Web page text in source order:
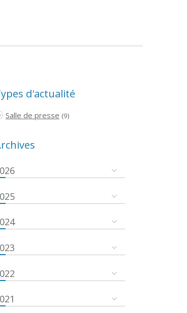
d'actualité
Salle de presse (9)